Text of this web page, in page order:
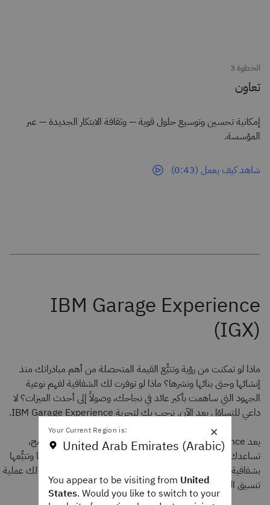
الخطوة 3
تعاون
إمكانية تحسين وتوسيع حلول قوية — وثقافة الابتكار الجديدة — عبر
المؤسسة.
شاهد كيف يعمل (0:43)
ماذا لو تمكنت من رؤية وتتبُّع القيمة المتحصلة من أهم مبادراتك منذ
إنشائها وحتى بنائها ونشرها؟ ماذا لو توفرت لك الشفافية لفهم نوعية
الجهود التي ساهمت بأكبر عائد في نجاحك، وصولاً إلى أحدث الميزات؟ لا
داعي للتساؤل بعد الآن. نرحب بك لتجربة IBM Garage Experience.
يعد IBM Garage Experience منصة حوكمة قائمة على البرامج،
تساعدك على تحديد أولويات مبادراتك الأكثر حساسية، ومواءمتها وتتبُّعها
بشفافية وفهم قيمتها. فهي رفيقك الرقمي الذي يرشدك ويوضح لك عملية
تنسيق القيمة في IBM Garage، بحيث يمكنك:
×
Your Current Region is:
United Arab Emirates (Arabic)
You appear to be visiting from United
States. Would you like to switch to your